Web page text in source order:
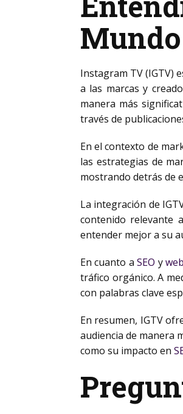
Instagram TV (IGTV)
a las marcas y
manera más
través de
En el contexto de
las estrategias de
mostrando detrás de
La integración de
contenido relevante
entender mejor a su
En cuanto aSEO yweb
tráfico orgánico. A
con palabras clave
En resumen, IGTV
audiencia de manera
como su impacto en